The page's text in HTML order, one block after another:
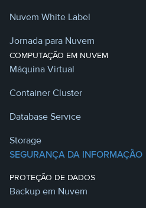
Nuvem White Label
Jornada para Nuvem
COMPUTAÇÃO EM NUVEM
Máquina Virtual
Container Cluster
Database Service
Storage
SEGURANÇA DA INFORMAÇÃO
PROTEÇÃO DE DADOS
Backup em Nuvem